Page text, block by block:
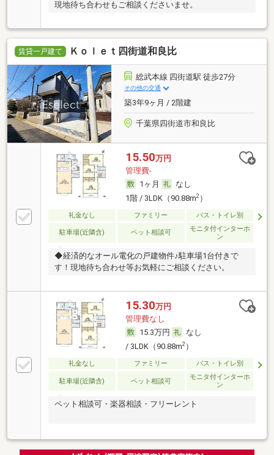
現地待ち合わせもご相談くださいませ。
賃貸一戸建て Ｋｏｌｅｔ四街道和良比
総武本線 四街道駅 徒歩27分
その他の交通
築3年9ヶ月 / 2階建
千葉県四街道市和良比
15.50万円
管理費-
1ヶ月
なし
1階 / 3LDK（90.88m2）
礼金なし ファミリー バス・トイレ別
駐車場(近隣含) ペット相談可
モニタ付インターホ
ン
◆経済的なオール電化の戸建物件♪駐車場1台付きで
す！現地待ち合わせ等お気軽にご相談ください。
15.30万円
管理費なし
15.3万円
なし
/ 3LDK（90.88m2）
礼金なし ファミリー バス・トイレ別
駐車場(近隣含) ペット相談可
モニタ付インターホ
ン
ペット相談可・楽器相談・フリーレント